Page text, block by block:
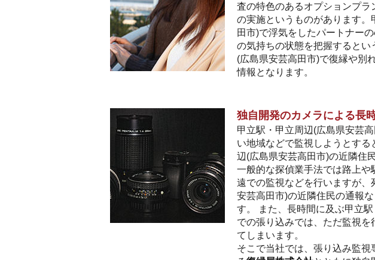
査の特色のあるオプションプ
の実施というものがあります
田市)で浮気をしたパートナー
の気持ちの状態を把握すると
(広島県安芸高田市)で復縁や別
情報となります。
独自開発のカメラによる長
甲立駅・甲立周辺(広島県安芸
い地域などで監視しようとす
辺(広島県安芸高田市)の近隣住
一般的な探偵業手法では路上
遠での監視などを行いますが
安芸高田市)の近隣住民の通報
す。 また、長時間に及ぶ甲立
での張り込みでは、ただ監視
てしまいます。
そこで当社では、張り込み監